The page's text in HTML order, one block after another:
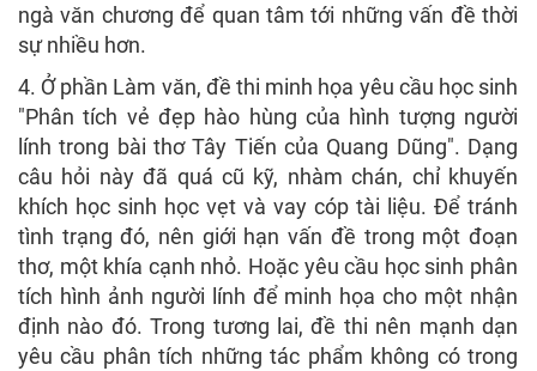
ngà văn chương để quan tâm tới những vấn đề thời
sự nhiều hơn.
4. Ở phần Làm văn, đề thi minh họa yêu cầu học sinh
"Phân tích vẻ đẹp hào hùng của hình tượng người
lính trong bài thơ Tây Tiến của Quang Dũng". Dạng
câu hỏi này đã quá cũ kỹ, nhàm chán, chỉ khuyến
khích học sinh học vẹt và vay cóp tài liệu. Để tránh
tình trạng đó, nên giới hạn vấn đề trong một đoạn
thơ, một khía cạnh nhỏ. Hoặc yêu cầu học sinh phân
tích hình ảnh người lính để minh họa cho một nhận
định nào đó. Trong tương lai, đề thi nên mạnh dạn
yêu cầu phân tích những tác phẩm không có trong